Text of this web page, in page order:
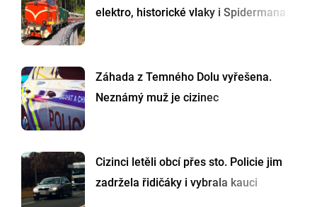
elektro, historické vlaky i Spidermana
Záhada z Temného Dolu vyřešena.
Neznámý muž je cizinec
Cizinci letěli obcí přes sto. Policie jim
zadržela řidičáky i vybrala kauci